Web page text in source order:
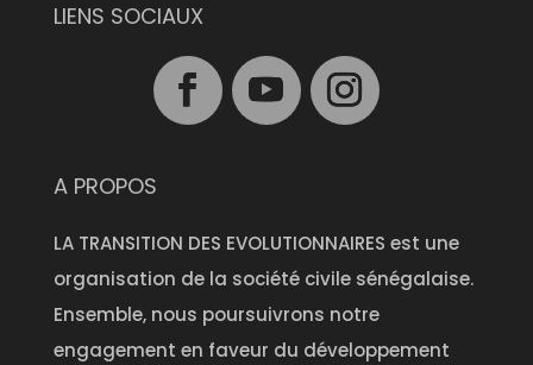
LIENS SOCIAUX
A PROPOS
LA TRANSITION DES EVOLUTIONNAIRES est une
organisation de la société civile sénégalaise.
Ensemble, nous poursuivrons notre
engagement en faveur du développement